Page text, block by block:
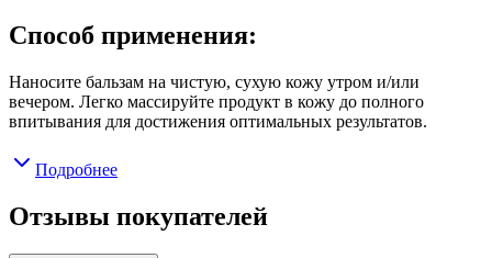
Способ применения:
Наносите бальзам на чистую, сухую кожу утром и/или
вечером. Легко массируйте продукт в кожу до полного
впитывания для достижения оптимальных результатов.
Подробнее
Отзывы покупателей